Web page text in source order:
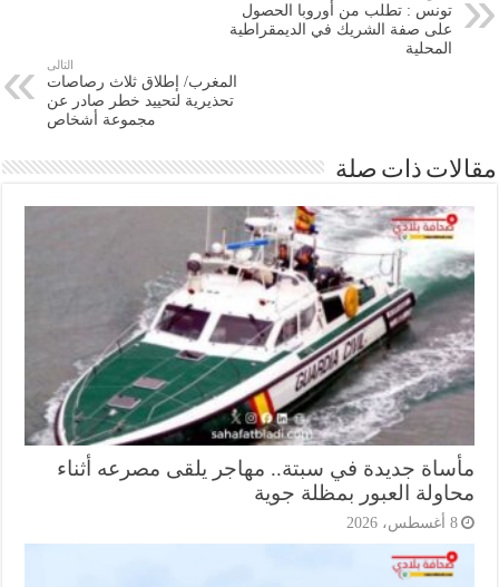
تونس : تطلب من أوروبا الحصول
على صفة الشريك في الديمقراطية
المغرب/ إطلاق ثلاث رصاصات
تحذيرية لتحييد خطر صادر عن
مجموعة أشخاص
ذات صلة
جديدة في سبتة.. مهاجر يلقى مصرعه أثناء
العبور بمظلة جوية